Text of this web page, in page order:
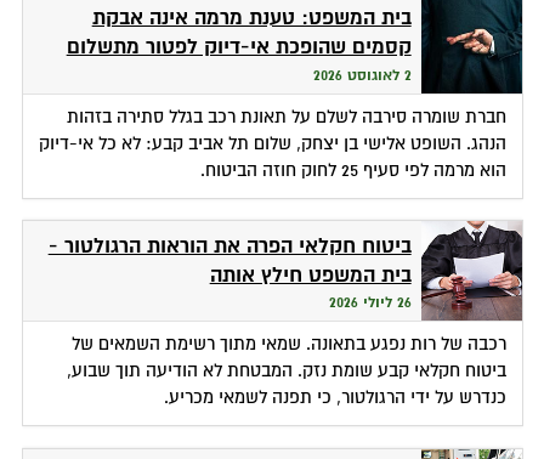
בית המשפט: טענת מרמה אינה אבקת
קסמים שהופכת אי-דיוק לפטור מתשלום
2 לאוגוסט 2026
חברת שומרה סירבה לשלם על תאונת רכב בגלל סתירה בזהות
הנהג. השופט אלישי בן יצחק, שלום תל אביב קבע: לא כל אי-דיוק
הוא מרמה לפי סעיף 25 לחוק חוזה הביטוח.
ביטוח חקלאי הפרה את הוראות הרגולטור -
בית המשפט חילץ אותה
26 ליולי 2026
רכבה של רות נפגע בתאונה. שמאי מתוך רשימת השמאים של
ביטוח חקלאי קבע שומת נזק. המבטחת לא הודיעה תוך שבוע,
כנדרש על ידי הרגולטור, כי תפנה לשמאי מכריע.